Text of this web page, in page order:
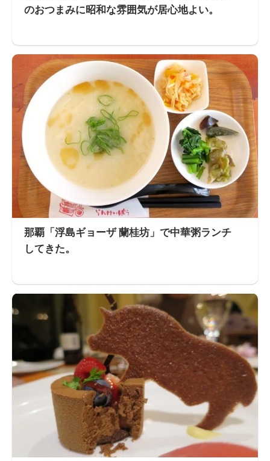
のおつまみに昭和な雰囲気が居心地よい。
那覇「浮島ギョーザ 蘭桂坊」で中華粥ランチ
してきた。